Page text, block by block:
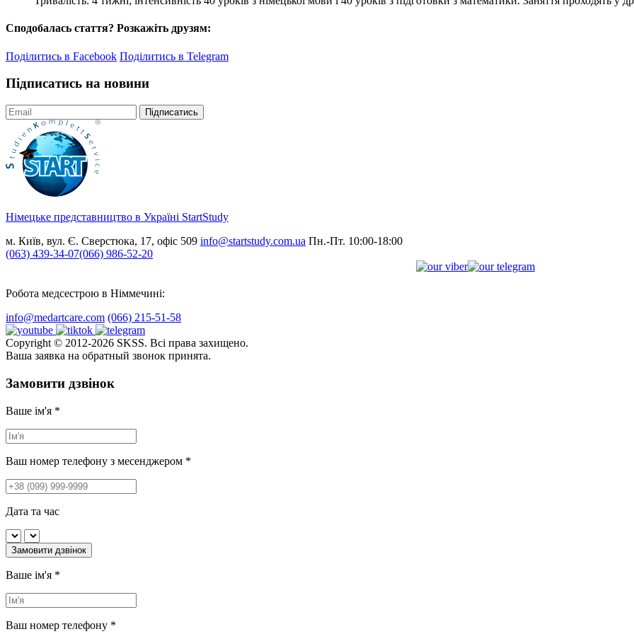
Сподобалась стаття? Розкажіть друзям:
Поділитись в Facebook Поділитись в Telegram
Підписатись на новини
Підписатись
Німецьке представництво в Україні StartStudy
м. Київ, вул. Є. Сверстюка, 17, офіс 509 info@startstudy.com.ua Пн.-Пт. 10:00-18:00
(063) 439-34-07(066) 986-52-20
Робота медсестрою в Німмечині:
info@medartcare.com (066) 215-51-58
Copyright © 2012-2026 SKSS. Всі права захищено.
Ваша заявка на обратный звонок принята.
Замовити дзвінок
Ваше ім'я *
Ваш номер телефону з месенджером *
Дата та час
Замовити дзвінок
Ваше ім'я *
Ваш номер телефону *